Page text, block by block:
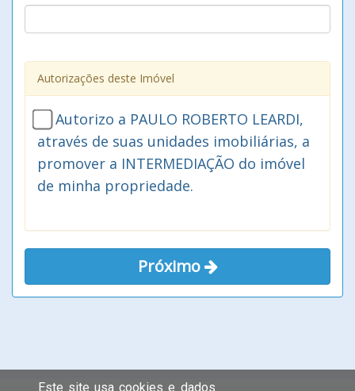
Autorizações deste Imóvel
Autorizo a PAULO ROBERTO LEARDI,
através de suas unidades imobiliárias, a
promover a INTERMEDIAÇÃO do imóvel
de minha propriedade.
Próximo
Este site usa cookies e dados